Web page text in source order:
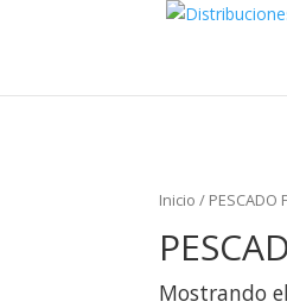
Inicio / PESCADO
Mostrando